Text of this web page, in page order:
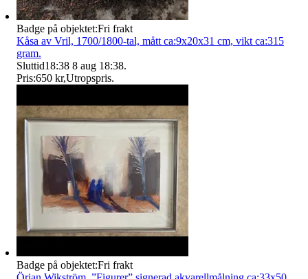
Badge på objektet:Fri frakt
Kåsa av Vril, 1700/1800-tal, mått ca:9x20x31 cm, vikt ca:315
gram.
Sluttid18:38 8 aug 18:38.
Pris:650 kr,Utropspris.
Badge på objektet:Fri frakt